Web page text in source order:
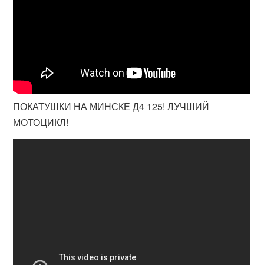
ПОКАТУШКИ НА МИНСКЕ Д4 125! ЛУЧШИЙ
МОТОЦИКЛ!